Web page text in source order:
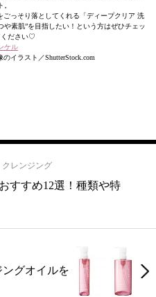
。
っそり落としてくれる「ディープクリア 洗
素肌”を目指したい！という方はぜひチェッ
ください♡
ケル
イラスト／ShutterStock.com
クレンジング
すすめ12選！種類や特
グオイルを